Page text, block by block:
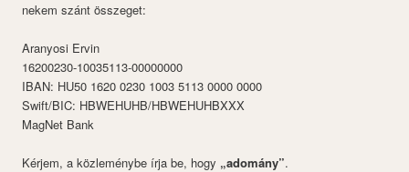
nekem szánt összeget:
Aranyosi Ervin
16200230-10035113-00000000
IBAN: HU50 1620 0230 1003 5113 0000 0000
Swift/BIC: HBWEHUHB/HBWEHUHBXXX
MagNet Bank
Kérjem, a közleménybe írja be, hogy „adomány”.